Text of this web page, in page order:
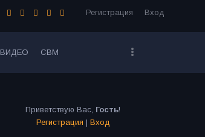
Регистрация Вход
ВИДЕО СВМ
Приветствую Вас, Гость!
Регистрация | Вход